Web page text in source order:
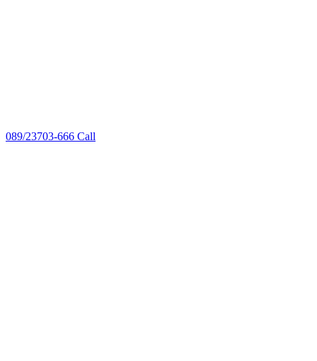
089/23703-666 Call